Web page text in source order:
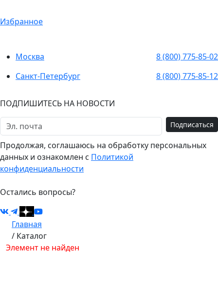
Избранное
Москва
8 (800) 775-85-02
Санкт-Петербург
8 (800) 775-85-12
ПОДПИШИТЕСЬ НА НОВОСТИ
Подписаться
Продолжая, соглашаюсь на обработку персональных
данных и ознакомлен с Политикой
конфиденциальности
Остались вопросы?
Главная
/ Каталог
Элемент не найден